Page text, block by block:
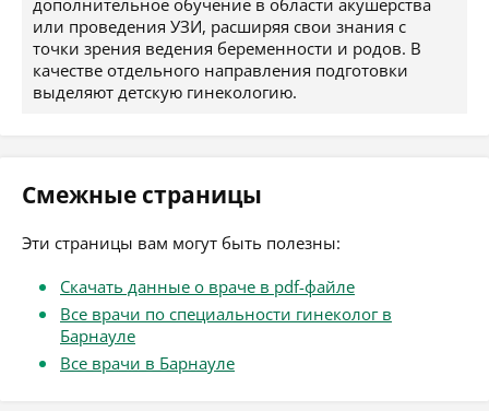
дополнительное обучение в области акушерства
или проведения УЗИ, расширяя свои знания с
точки зрения ведения беременности и родов. В
качестве отдельного направления подготовки
выделяют детскую гинекологию.
Смежные страницы
Эти страницы вам могут быть полезны:
Скачать данные о враче в pdf-файле
Все врачи по специальности гинеколог в
Барнауле
Все врачи в Барнауле